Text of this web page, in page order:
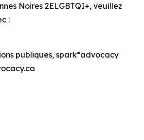
Noires 2ELGBTQI+, veuillez
:
publiques, spark*advocacy